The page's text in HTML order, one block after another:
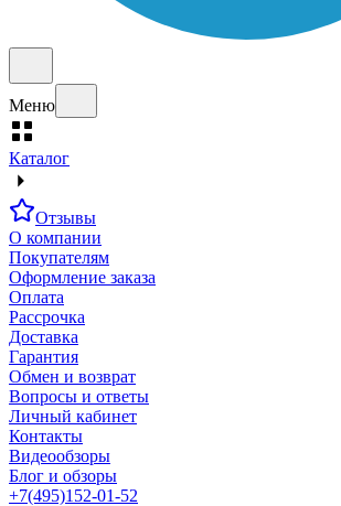
Меню
Каталог
Отзывы
О компании
Покупателям
Оформление заказа
Оплата
Рассрочка
Доставка
Гарантия
Обмен и возврат
Вопросы и ответы
Личный кабинет
Контакты
Видеообзоры
Блог и обзоры
+7(495)152-01-52